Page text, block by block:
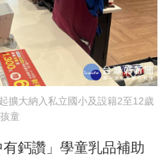
擴大納入私立國小及設籍2至12歲
孩童
鈣讚」學童乳品補助